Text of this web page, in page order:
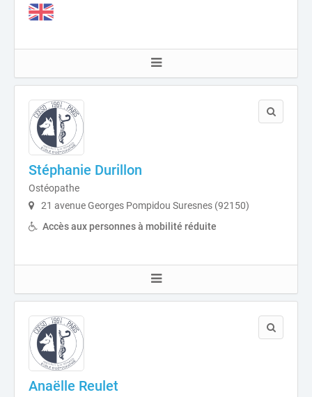
Stéphanie Durillon
Ostéopathe
21 avenue Georges Pompidou Suresnes (92150)
Accès aux personnes à mobilité réduite
Anaëlle Reulet